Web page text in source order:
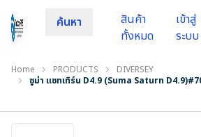
ค้นหา
สินค้า
ทั้งหมด
เข้าสู่
ระบบ
Home PRODUCTS
DIVERSEY
ซูม่า แซทเทิร์น D4.9 (Suma Saturn